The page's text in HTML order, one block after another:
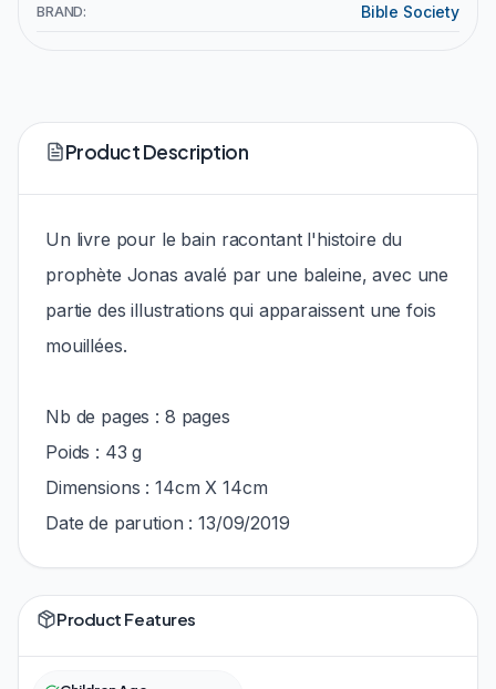
BRAND: Bible Society
Product Description
Un livre pour le bain racontant l'histoire du
prophète Jonas avalé par une baleine, avec une
partie des illustrations qui apparaissent une fois
mouillées.
Nb de pages : 8 pages
Poids : 43 g
Dimensions : 14cm X 14cm
Date de parution : 13/09/2019
Product Features